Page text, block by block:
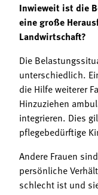
Inwieweit ist die
eine große
Landwirtschaft?
Die
unterschiedlich.
die Hilfe weiterer
Hinzuziehen
integrieren. Dies
pflegebedürftige
Andere Frauen
persönliche
schlecht ist und